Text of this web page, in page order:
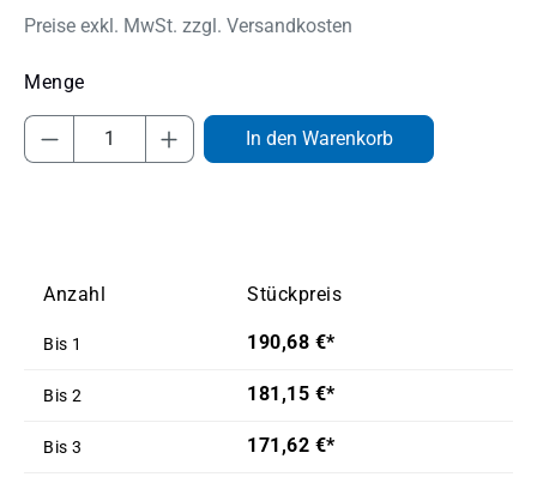
Preise exkl. MwSt. zzgl. Versandkosten
Produkt Anzahl: Gib den gewünschten
In den Warenkorb
Anzahl Stückpreis
Bis 1 190,68 €*
Bis 2 181,15 €*
Bis 3 171,62 €*